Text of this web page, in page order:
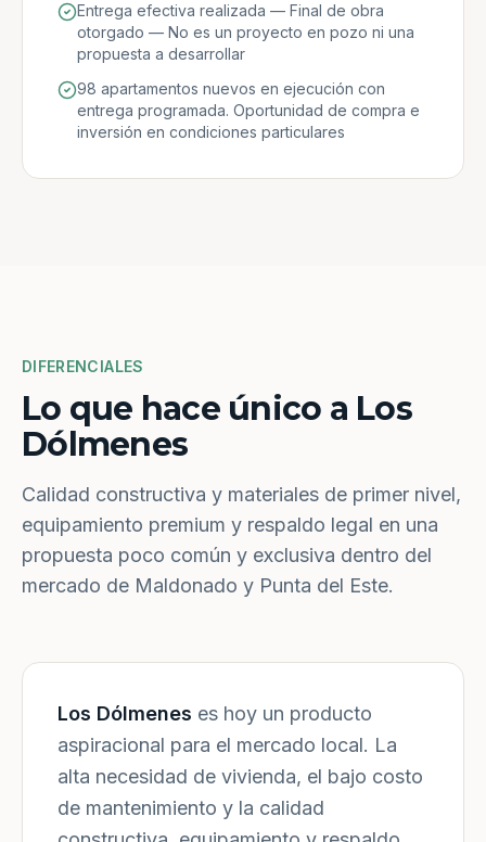
Entrega efectiva realizada — Final de obra
otorgado — No es un proyecto en pozo ni una
propuesta a desarrollar
98 apartamentos nuevos en ejecución con
entrega programada. Oportunidad de compra e
inversión en condiciones particulares
DIFERENCIALES
Lo que hace único a Los
Dólmenes
Calidad constructiva y materiales de primer nivel,
equipamiento premium y respaldo legal en una
propuesta poco común y exclusiva dentro del
mercado de Maldonado y Punta del Este.
Los Dólmenes es hoy un producto
aspiracional para el mercado local. La
alta necesidad de vivienda, el bajo costo
de mantenimiento y la calidad